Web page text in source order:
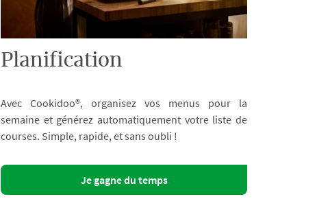
Planification
Avec Cookidoo®, organisez vos menus pour la
semaine et générez automatiquement votre liste de
courses. Simple, rapide, et sans oubli !
Je gagne du temps